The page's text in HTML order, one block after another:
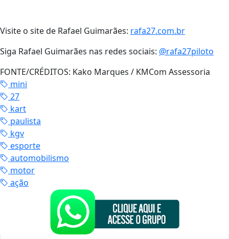
Visite o site de Rafael Guimarães: rafa27.com.br
Siga Rafael Guimarães nas redes sociais: @rafa27piloto
FONTE/CRÉDITOS: Kako Marques / KMCom Assessoria
mini
27
kart
paulista
kgv
esporte
automobilismo
motor
ação